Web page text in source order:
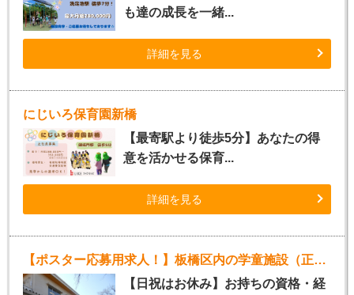
も達の成長を一緒...
詳細を見る
にじいろ保育園新橋
【最寄駅より徒歩5分】あなたの得
意を活かせる保育...
詳細を見る
【ポスター応募用求人！】板橋区内の学童施設（正社員指導員）
【日祝はお休み】お持ちの資格・経